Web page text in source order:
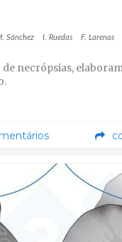
Sánchez I. Ruedas F. Larenas
necrópsias,